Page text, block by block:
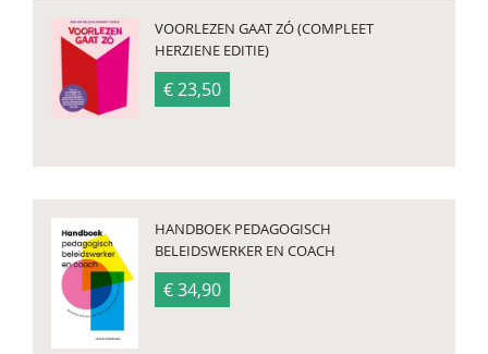
VOORLEZEN GAAT ZÓ (COMPLEET
HERZIENE EDITIE)
€ 23,50
HANDBOEK PEDAGOGISCH
BELEIDSWERKER EN COACH
€ 34,90